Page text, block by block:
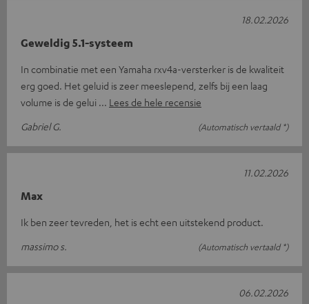
Geweldig 5.1-systeem
In combinatie met een Yamaha rxv4a-versterker is de kwaliteit
erg goed. Het geluid is zeer meeslepend, zelfs bij een laag
volume is de gelui
Lees de hele recensie
Gabriel G.
(Automatisch vertaald *)
18.02.2026
Max
Ik ben zeer tevreden, het is echt een uitstekend product.
massimo s.
(Automatisch vertaald *)
11.02.2026
06.02.2026